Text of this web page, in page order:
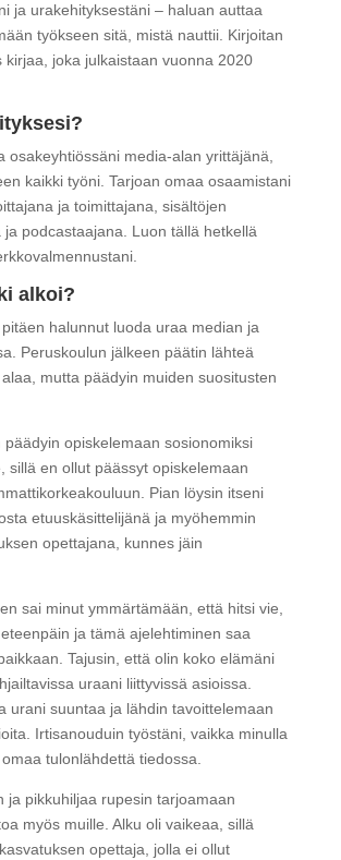
ja urakehityksestäni – haluan auttaa
työkseen sitä, mistä nauttii. Kirjoitan
kirjaa, joka julkaistaan vuonna 2020
osakeyhtiössäni media-alan yrittäjänä,
kaikki työni. Tarjoan omaa osaamistani
ja toimittajana, sisältöjen
ja podcastaajana. Luon tällä hetkellä
alkoi?
halunnut luoda uraa median ja
Peruskoulun jälkeen päätin lähteä
mutta päädyin muiden suositusten
päädyin opiskelemaan sosionomiksi
sillä en ollut päässyt opiskelemaan
Pian löysin itseni
etuuskäsittelijänä ja myöhemmin
opettajana, kunnes jäin
sai minut ymmärtämään, että hitsi vie,
ja tämä ajelehtiminen saa
Tajusin, että olin koko elämäni
uraani liittyvissä asioissa.
urani suuntaa ja lähdin tavoittelemaan
Irtisanouduin työstäni, vaikka minulla
tulonlähdettä tiedossa.
ja pikkuhiljaa rupesin tarjoamaan
myös muille. Alku oli vaikeaa, sillä
opettaja, jolla ei ollut